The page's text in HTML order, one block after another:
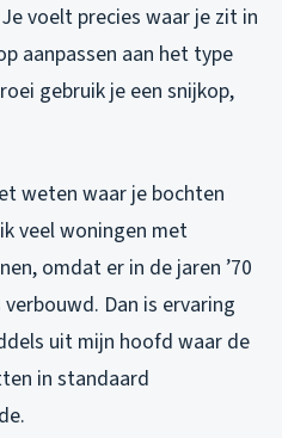
voelt precies waar je zit in
aanpassen aan het type
gebruik je een snijkop,
weten waar je bochten
veel woningen met
omdat er in de jaren ’70
Dan is ervaring
uit mijn hoofd waar de
in standaard